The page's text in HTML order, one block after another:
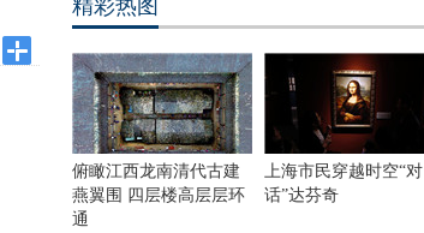
精彩热图
俯瞰江西龙南清代古建
燕翼围 四层楼高层层环
通
上海市民穿越时空“对
话”达芬奇